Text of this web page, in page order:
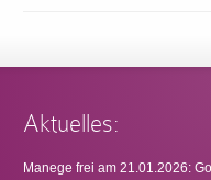
Aktuelles:
Manege frei am 21.01.2026: